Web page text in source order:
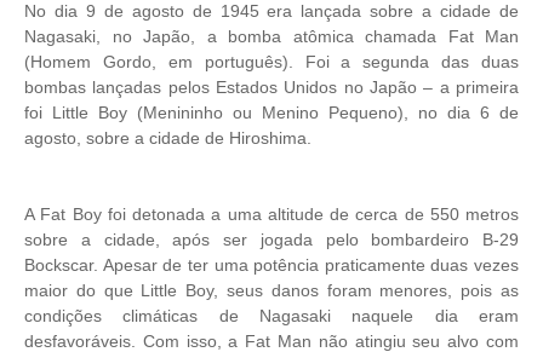
No dia 9 de agosto de 1945 era lançada sobre a cidade de
Nagasaki, no Japão, a bomba atômica chamada Fat Man
(Homem Gordo, em português). Foi a segunda das duas
bombas lançadas pelos Estados Unidos no Japão – a primeira
foi Little Boy (Menininho ou Menino Pequeno), no dia 6 de
agosto, sobre a cidade de Hiroshima.
A Fat Boy foi detonada a uma altitude de cerca de 550 metros
sobre a cidade, após ser jogada pelo bombardeiro B-29
Bockscar. Apesar de ter uma potência praticamente duas vezes
maior do que Little Boy, seus danos foram menores, pois as
condições climáticas de Nagasaki naquele dia eram
desfavoráveis. Com isso, a Fat Man não atingiu seu alvo com